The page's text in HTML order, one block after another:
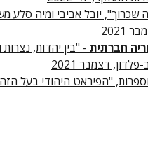
שכרוך", יובל אביבי ומיה סלע
חברתית - "בין יהדות,
דצמבר 2021
"הפיראט היהודי בעל